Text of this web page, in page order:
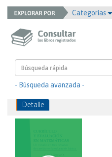
Categorías
- Búsqueda avanzada -
Detalle